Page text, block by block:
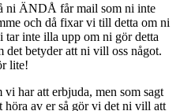
ni ÄNDÅ får mail som ni inte
och då fixar vi till detta om ni
tar inte illa upp om ni gör detta
betyder att ni vill oss något.
lite!
har att erbjuda, men som sagt
höra av er så gör vi det ni vill att